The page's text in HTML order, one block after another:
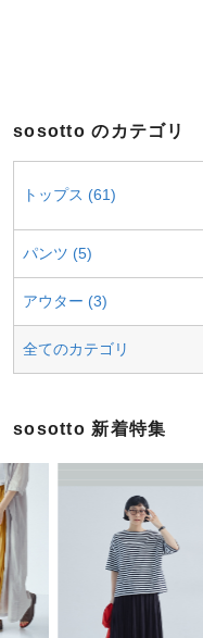
sosotto のカテゴリ
トップス (61)
パンツ (5)
アウター (3)
全てのカテゴリ
sosotto 新着特集